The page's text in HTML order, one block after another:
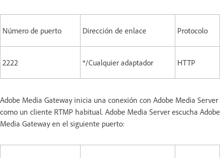
Número de puerto Dirección de enlace Protocolo
2222 */Cualquier adaptador HTTP
Adobe Media Gateway inicia una conexión con Adobe Media Server
como un cliente RTMP habitual. Adobe Media Server escucha Adobe
Media Gateway en el siguiente puerto: